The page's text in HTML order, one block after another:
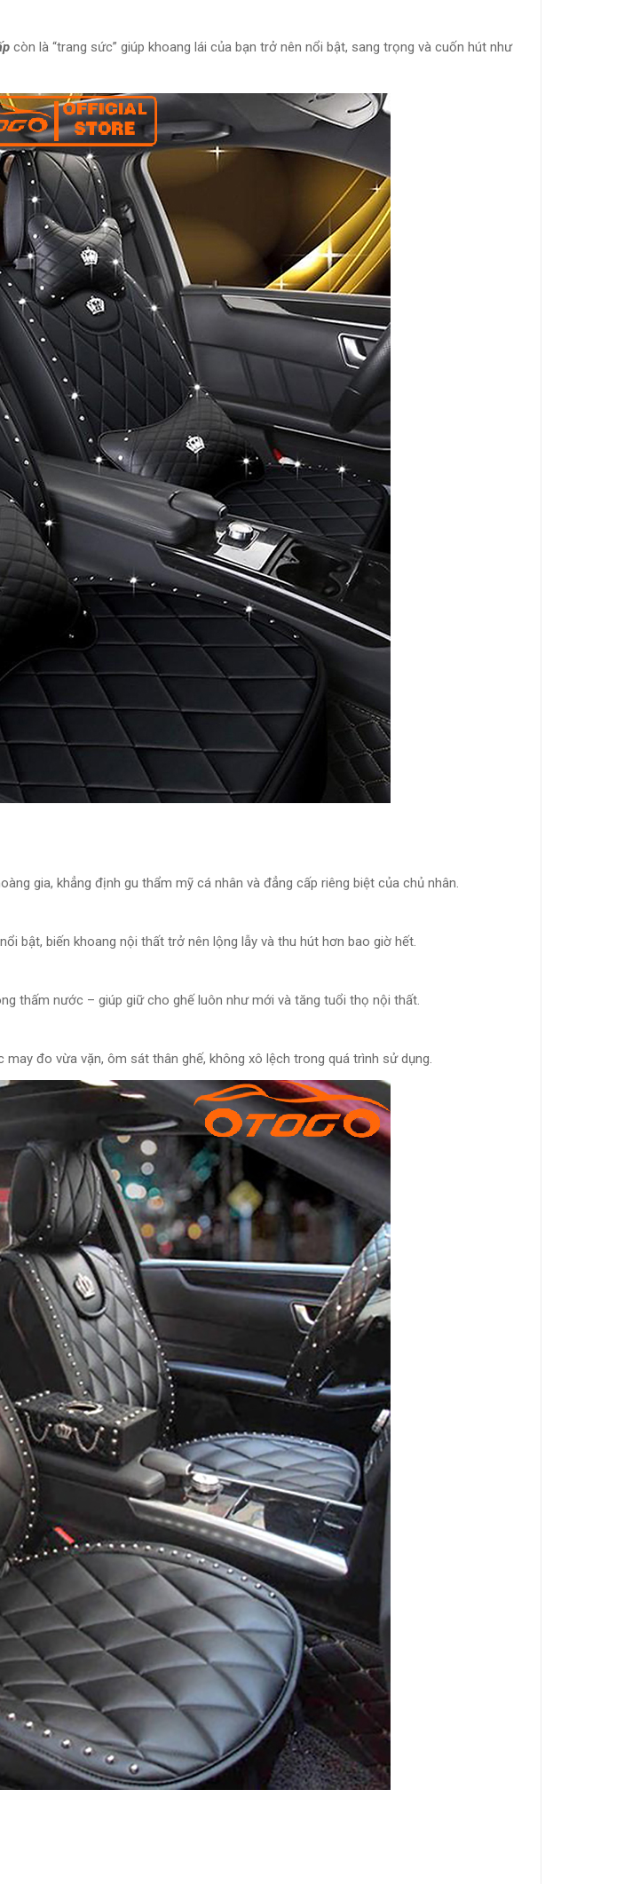
còn là “trang sức” giúp khoang lái của bạn trở nên nổi bật, sang trọng và cuốn hút như
gia, khẳng định gu thẩm mỹ cá nhân và đẳng cấp riêng biệt của chủ nhân.
bật, biến khoang nội thất trở nên lộng lẫy và thu hút hơn bao giờ hết.
thấm nước – giúp giữ cho ghế luôn như mới và tăng tuổi thọ nội thất.
đo vừa vặn, ôm sát thân ghế, không xô lệch trong quá trình sử dụng.